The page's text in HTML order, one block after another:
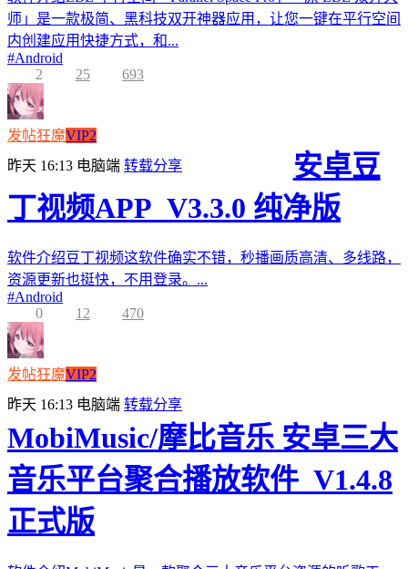
师」是一款极简、黑科技双开神器应用，让您一键在平行空间
内创建应用快捷方式，和...
#Android
2
25 693
发帖狂魔VIP2
昨天 16:13 电脑端 转载分享
安卓豆
丁视频APP_V3.3.0 纯净版
软件介绍豆丁视频这软件确实不错，秒播画质高清、多线路，
资源更新也挺快，不用登录。...
#Android
0
12 470
发帖狂魔VIP2
昨天 16:13 电脑端 转载分享
MobiMusic/摩比音乐 安卓三大
音乐平台聚合播放软件_V1.4.8
正式版